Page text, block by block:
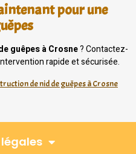
pour une
guêpes à Crosne? Contactez-
rapide et sécurisée.
de nid de guêpes à Crosne